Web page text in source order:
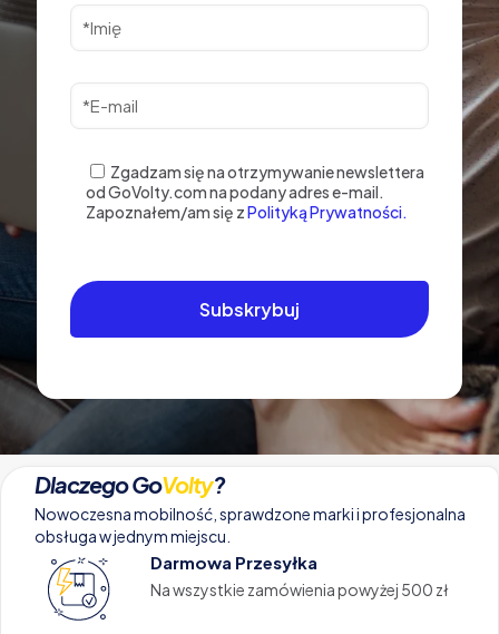
Zgadzam się na otrzymywanie newslettera
od GoVolty.com na podany adres e-mail.
Zapoznałem/am się zPolityką Prywatności.
Dlaczego GoVolty?
Nowoczesna mobilność, sprawdzone marki i profesjonalna
obsługa w jednym miejscu.
Darmowa Przesyłka
Na wszystkie zamówienia powyżej 500 zł